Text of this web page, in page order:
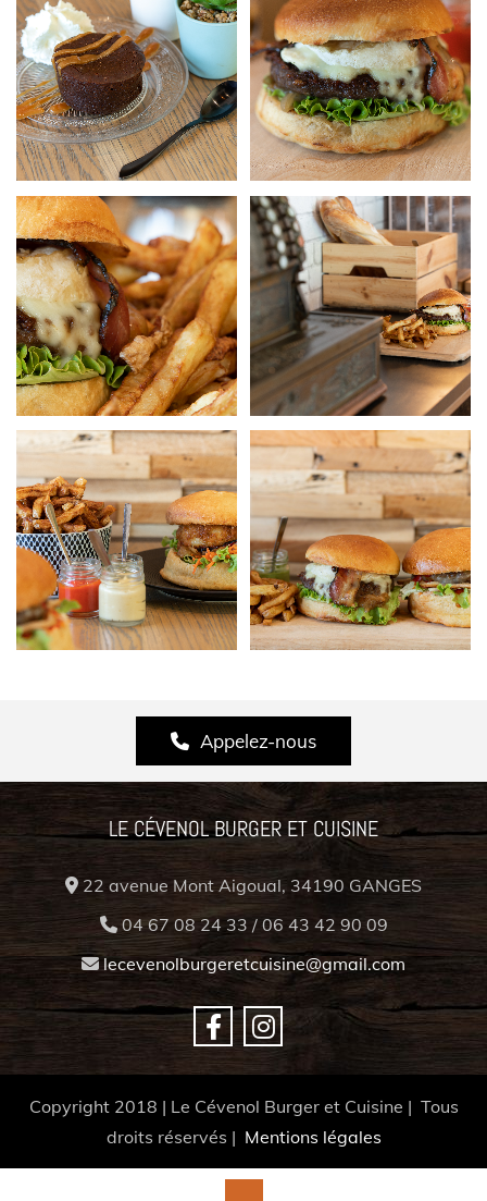
Appelez-nous
LE CÉVENOL BURGER ET CUISINE
 22 avenue Mont Aigoual, 34190 GANGES
04 67 08 24 33 / 06 43 42 90 09
 lecevenolburgeretcuisine@gmail.com
Copyright 2018 | Le Cévenol Burger et Cuisine | Tous
droits réservés | Mentions légales